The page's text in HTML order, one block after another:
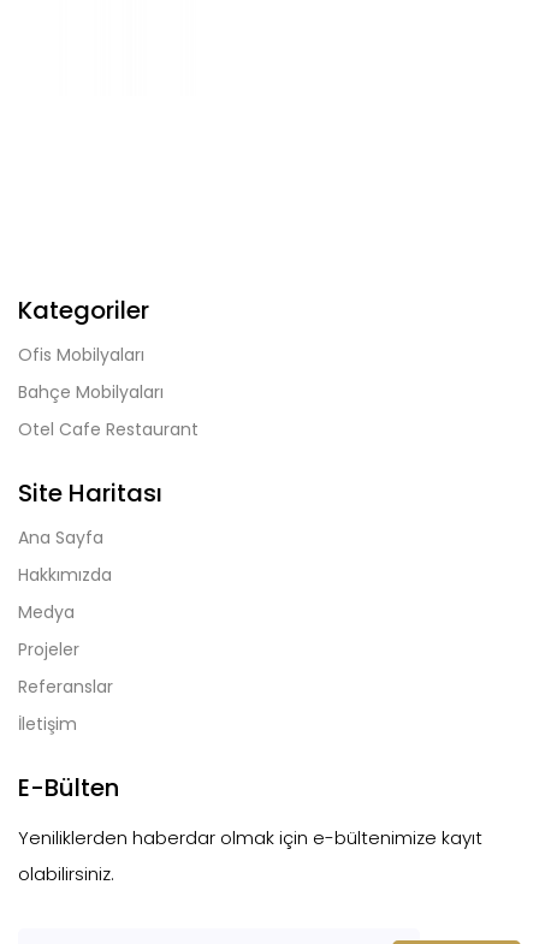
Kategoriler
Ofis Mobilyaları
Bahçe Mobilyaları
Otel Cafe Restaurant
Site Haritası
Ana Sayfa
Hakkımızda
Medya
Projeler
Referanslar
İletişim
E-Bülten
Yeniliklerden haberdar olmak için e-bültenimize kayıt
olabilirsiniz.